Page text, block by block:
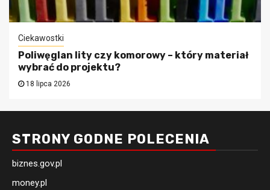
Ciekawostki
Poliwęglan lity czy komorowy – który materiał
wybrać do projektu?
18 lipca 2026
STRONY GODNE POLECENIA
biznes.gov.pl
money.pl